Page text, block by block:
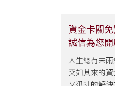
資金卡關
誠信為您
人生總有未
突如其來的
又迅捷的解